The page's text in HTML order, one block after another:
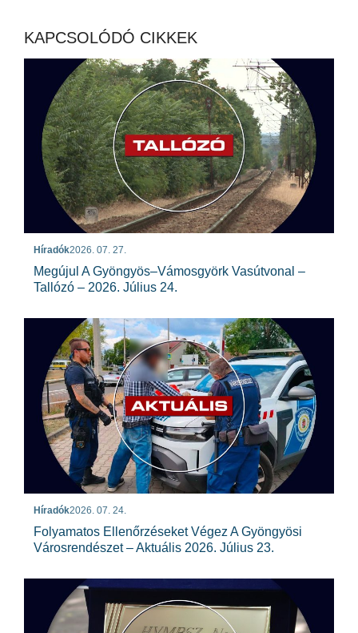
KAPCSOLÓDÓ CIKKEK
Híradók2026. 07. 27.
Megújul A Gyöngyös–Vámosgyörk Vasútvonal –
Tallózó – 2026. Július 24.
Híradók2026. 07. 24.
Folyamatos Ellenőrzéseket Végez A Gyöngyösi
Városrendészet – Aktuális 2026. Július 23.